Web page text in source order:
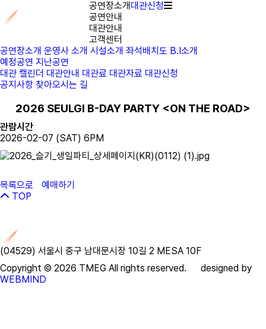
공연장소개
공연안내
대관안내
고객센터
대관신청
공연장소개 운영사 소개 시설소개 좌석배치도 B.I소개
예정공연 지난공연
대관 캘린더 대관안내 대관료 대관자료 대관신청
공지사항 찾아오시는 길
2026 SEULGI B-DAY PARTY <ON THE ROAD>
관람시간
2026-02-07 (SAT) 6PM
목록으로
예매하기
TOP
(04529) 서울시 중구 남대문시장 10길 2 MESA 10F ​
Copyright © 2026 TMEG All rights reserved. designed by
WEBMIND